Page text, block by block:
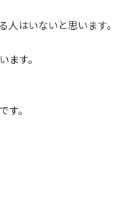
はいないと思います。
す。
。